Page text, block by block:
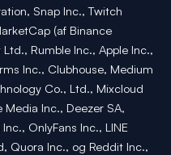
Snap Inc., Twitch
(af Binance
Rumble Inc., Apple Inc.,
Inc., Clubhouse, Medium
Co., Ltd., Mixcloud
Media Inc., Deezer SA,
OnlyFans Inc., LINE
Quora Inc., og Reddit Inc.,